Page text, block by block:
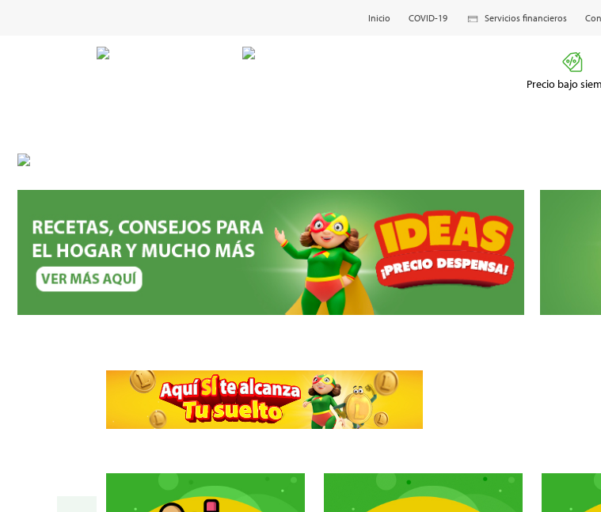
Inicio COVID-19 Servicios financieros
Precio bajo